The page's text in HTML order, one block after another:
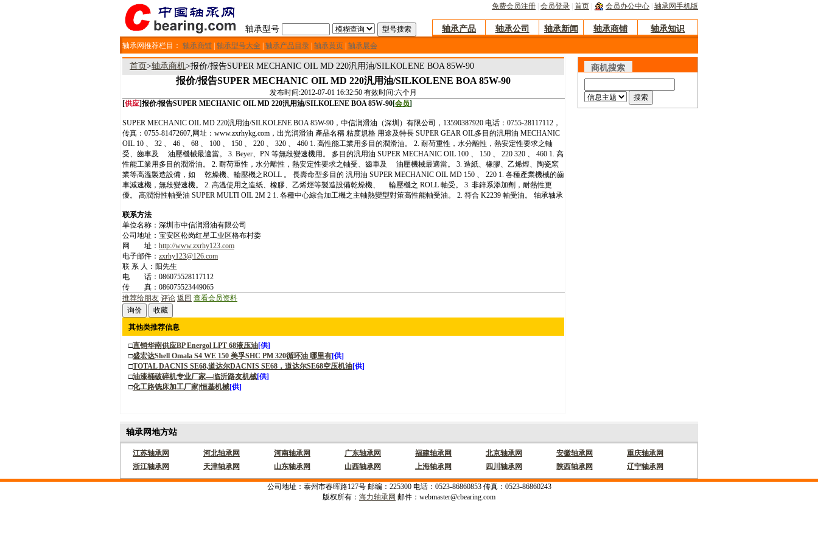
轴承型号
免费会员注册 会员登录 首页 会员办公中心 轴承网手机版
轴承产品 轴承公司 轴承新闻 轴承商铺 轴承知识
轴承网推荐栏目： 轴承商铺 轴承型号大全 轴承产品目录 轴承黄页 轴承展会
首页>轴承商机>报价/报告SUPER MECHANIC OIL MD 220汎用油/SILKOLENE BOA 85W-90
报价/报告SUPER MECHANIC OIL MD 220汎用油/SILKOLENE BOA 85W-90
发布时间:2012-07-01 16:32:50 有效时间:六个月
[供应]报价/报告SUPER MECHANIC OIL MD 220汎用油/SILKOLENE BOA 85W-90[会员]
SUPER MECHANIC OIL MD 220汎用油/SILKOLENE BOA 85W-90，中信润滑油（深圳）有限公司，13590387920 电话：0755-28117112，
传真：0755-81472607,网址：www.zxrhykg.com，出光润滑油 產品名稱 粘度規格 用途及特長 SUPER GEAR OIL多目的汎用油 MECHANIC
OIL 10 、 32 、 46 、 68 、 100 、 150 、 220 、 320 、 460 1. 高性能工業用多目的潤滑油。 2. 耐荷重性，水分離性，熱安定性要求之軸
受、齒車及 油壓機械最適當。 3. Beyer、PN 等無段變速機用。 多目的汎用油 SUPER MECHANIC OIL 100 、 150 、 220 320 、 460 1. 高
性能工業用多目的潤滑油。 2. 耐荷重性，水分離性，熱安定性要求之軸受、齒車及 油壓機械最適當。 3. 造紙、橡膠、乙烯烴、陶瓷窯
業等高溫製造設備，如 乾燥機、輪壓機之ROLL 。 長壽命型多目的 汎用油 SUPER MECHANIC OIL MD 150 、 220 1. 各種產業機械的齒
車減速機，無段變速機。 2. 高溫使用之造紙、橡膠、乙烯烴等製造設備乾燥機、 輪壓機之 ROLL 軸受。 3. 非鋅系添加劑，耐熱性更
優。 高潤滑性軸受油 SUPER MULTI OIL 2M 2 1. 各種中心綜合加工機之主軸熱變型對策高性能軸受油。 2. 符合 K2239 軸受油。 轴承轴承
联系方法
单位名称：深圳市中信润滑油有限公司
公司地址：宝安区松岗红星工业区格布村委
网 址： http://www.zxrhy123.com
电子邮件： zxrhy123@126.com
联 系 人：阳先生
电 话：086075528117112
传 真：086075523449065
推荐给朋友 评论 返回 查看会员资料
其他类推荐信息
□直销华南供应BP Energol LPT 68液压油[供]
□盛宏达Shell Omala S4 WE 150 美孚SHC PM 320循环油 哪里有[供]
□TOTAL DACNIS SE68,道达尔DACNIS SE68，道达尔SE68空压机油[供]
□油漆桶破碎机专业厂家—临沂路友机械[供]
□化工路铣床加工厂家|恒基机械[供]
商机搜索
轴承网地方站
江苏轴承网 河北轴承网 河南轴承网 广东轴承网 福建轴承网 北京轴承网 安徽轴承网
重庆轴承网
浙江轴承网
天津轴承网 山东轴承网 山西轴承网 上海轴承网 四川轴承网 陕西轴承网 辽宁轴承网
公司地址：泰州市春晖路127号 邮编：225300 电话：0523-86860853 传真：0523-86860243
版权所有： 海力轴承网 邮件：webmaster@cbearing.com